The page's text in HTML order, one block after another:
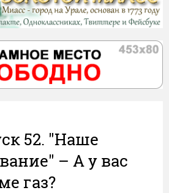
52. "Наше
– А у вас
газ?